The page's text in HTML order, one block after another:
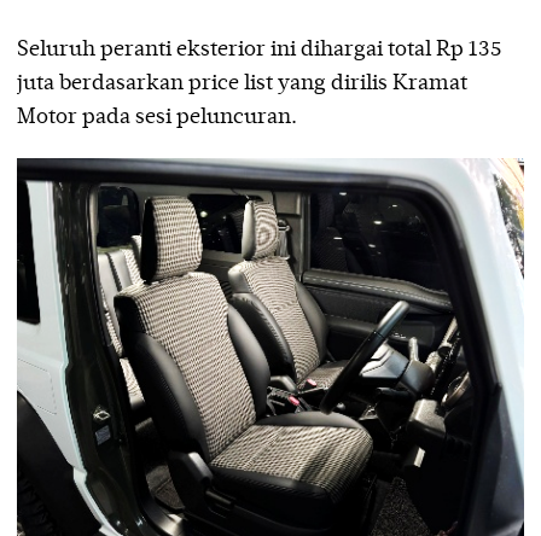
Seluruh peranti eksterior ini dihargai total Rp 135
juta berdasarkan price list yang dirilis Kramat
Motor pada sesi peluncuran.